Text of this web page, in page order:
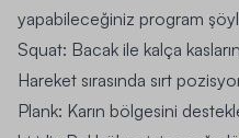
yapabileceğiniz program
Squat: Bacak ile kalça
Hareket sırasında sırt
Plank: Karın bölgesini